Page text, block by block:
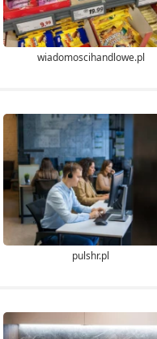
wiadomoscihandlowe.pl
pulshr.pl